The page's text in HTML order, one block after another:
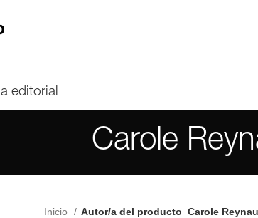
la editorial
Carole
Inicio Autor/a del producto Carole